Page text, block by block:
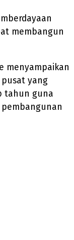
membangun
menyampaikan
yang
tahun guna